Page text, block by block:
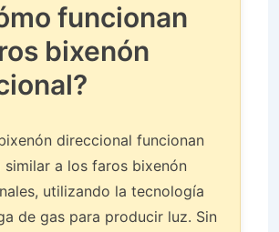
funcionan
bixenón
direccional funcionan
similar a los faros bixenón
utilizando la tecnología
de gas para producir luz. Sin